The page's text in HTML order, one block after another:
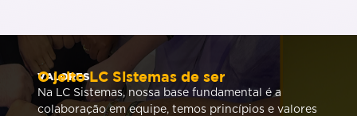
VALORES
O jeito LC Sistemas de ser
Na LC Sistemas, nossa base fundamental é a
colaboração em equipe, temos princípios e valores